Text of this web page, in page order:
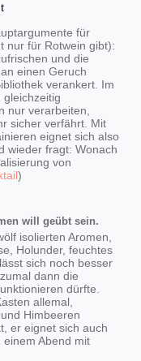
für
nur für Rotwein gibt):
und die
einen Geruch
verankert. Im
gleichzeitig
nur verarbeiten,
sicher verfährt. Mit
eignet sich also
wieder fragt: Wonach
von
)
will geübt sein.
isolierten Aromen,
Holunder, feuchtes
sich noch besser
dann die
dürfte.
allemal,
Himbeeren
er eignet sich auch
Abend mit